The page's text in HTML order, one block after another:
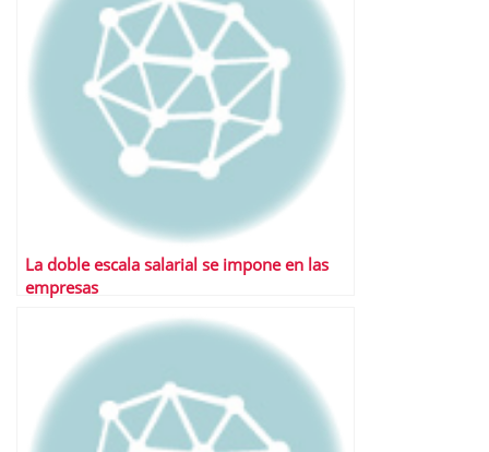
La doble escala salarial se impone en las
empresas